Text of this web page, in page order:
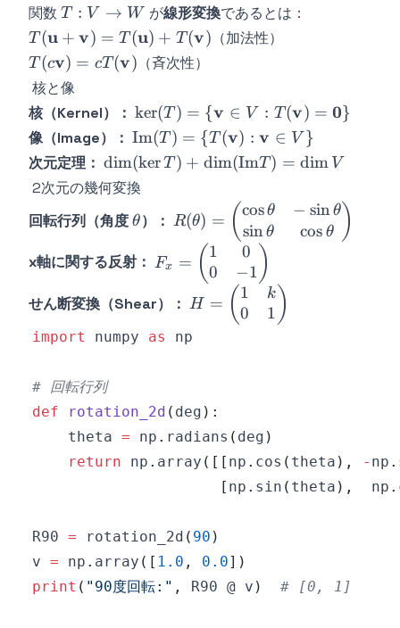
関数 T:
V
\to
W
T : V → W が線形変換であるとは：
T(\mathbf{u}
+ \mathbf{v})
=
T(\mathbf{u})
+
T(\mathbf{v})
T (u + v) = T (u) + T (v) （加法性）
T(c\mathbf{v})
=
cT(\mathbf{v})
T (cv) = cT (v) （斉次性）
核と像
核（Kernel）： \ker(T) = \
{\mathbf{v}
\in V :
T(\mathbf{v})
=
\mathbf{0}\}
ker(T ) = {v ∈ V : T (v) = 0}
像（Image）： \text{Im}(T) =
\
{T(\mathbf{v})
: \mathbf{v}
\in V\}
Im(T ) = {T(v) : v ∈ V }
次元定理： \dim(\ker T) +
\dim(\text{Im}
T) = \dim V
dim(kerT) + dim(ImT ) = dim V
2次元の幾何変換
回転行列（角度
\theta
θ）：
R(\theta) =
\begin{pmatrix}
\cos\theta & -
\sin\theta \\
\sin\theta &
\cos\theta
\end{pmatrix}
R(θ) = (cosθ
sinθ
− sinθ
cos θ )
x軸に関する反射：
F_x =
\begin{pmatrix}
1 & 0 \\ 0 & -1
\end{pmatrix}
Fx = (1
0
0
−1 )
せん断変換（Shear）：
H =
\begin{pmatrix}
1 & k \\ 0 & 1
H = (1
0
k
1 )
import numpy as
# 回転行列
def
rotation_2d ( deg ) :
    theta
= np . radians ( deg )
return np . array ( [ [ np . cos ( theta ) , - np .
[ np . sin ( theta ) ,
  np
.
R90 = rotation_2d ( 90 )
v = np . array ( [ 1.0 , 0.0] )
print ( "90度回転:" , R90 @ v ) # [0, 1]